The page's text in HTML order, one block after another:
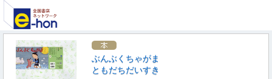
ぶんぶくちゃがま
ともだちだいすき